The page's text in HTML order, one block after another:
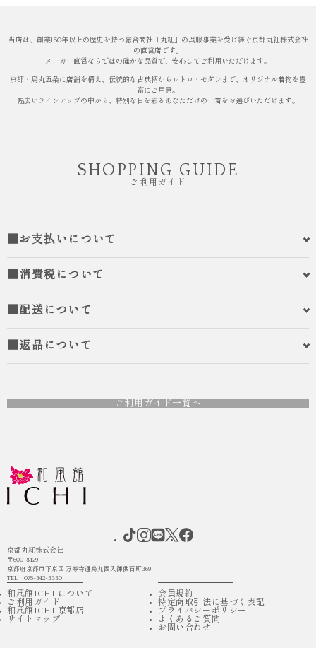
当店は、創業160年以上の歴史を持つ総合商社「丸紅」の呉服事業を受け継ぐ京都丸紅株式会社
の直営店です。
メーカー直営ならではの確かな品質で、安心してご利用いただけます。
京都・烏丸五条に店舗を構え、伝統的な古典柄からレトロ・モダンまで、オリジナル着物を豊
富にご用意。
幅広いラインナップの中から、特別な日を彩るあなただけの一着をお選びいただけます。
SHOPPING GUIDE
ご利用ガイド
■お支払いについて
■消費税について
■配送について
■返品について
ご利用ガイド一覧へ
京都丸紅株式会社
〒600-8429
京都府京都市下京区 万寿寺通烏丸西入御供石町369
TEL：075-342-3330
和風館ICHI について
ご利用ガイド
和風館ICHI 京都店
サイトマップ
会員規約
特定商取引法に基づく表記
プライバシーポリシー
よくあるご質問
お問い合わせ